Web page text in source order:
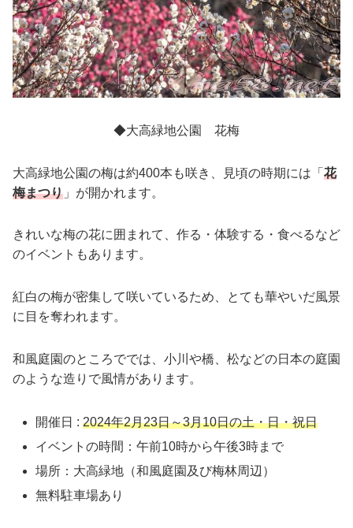
◆大高緑地公園 花梅
大高緑地公園の梅は約400本も咲き、見頃の時期には「 花
梅まつり 」が開かれます。
きれいな梅の花に囲まれて、作る・体験する・食べるなど
のイベントもあります。
紅白の梅が密集して咲いているため、とても華やいだ風景
に目を奪われます。
和風庭園のところででは、小川や橋、松などの日本の庭園
のような造りで風情があります。
開催日 :2024年2月23日～3月10日の土・日・祝日
イベントの時間：午前10時から午後3時まで
場所：大高緑地（和風庭園及び梅林周辺）
無料駐車場あり